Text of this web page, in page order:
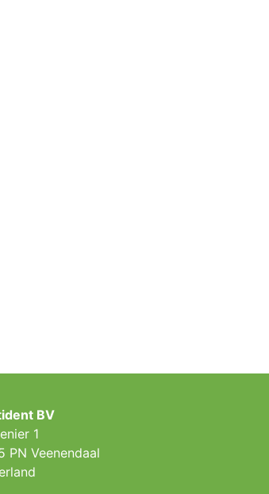
BV
1
PN Veenendaal